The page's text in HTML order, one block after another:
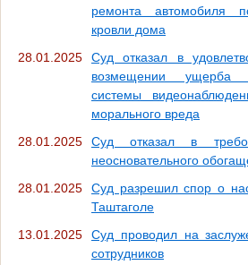
ремонта автомобиля
кровли дома
28.01.2025
Суд отказал в
возмещении ущерба
системы
морального вреда
28.01.2025
Суд отказал в
неосновательного
28.01.2025
Суд разрешил спор о
Таштаголе
13.01.2025
Суд проводил на
сотрудников